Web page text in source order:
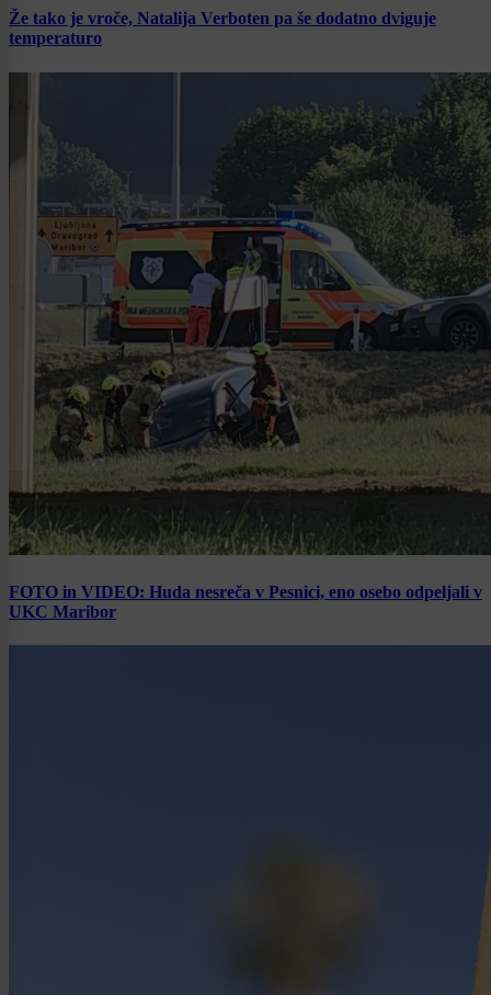
Že tako je vroče, Natalija Verboten pa še dodatno dviguje
temperaturo
FOTO in VIDEO: Huda nesreča v Pesnici, eno osebo odpeljali v
UKC Maribor